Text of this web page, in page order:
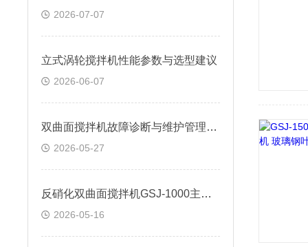
2026-07-07
立式涡轮搅拌机性能参数与选型建议
2026-06-07
双曲面搅拌机故障诊断与维护管理说明
2026-05-27
反硝化双曲面搅拌机GSJ-1000主要特点
2026-05-16